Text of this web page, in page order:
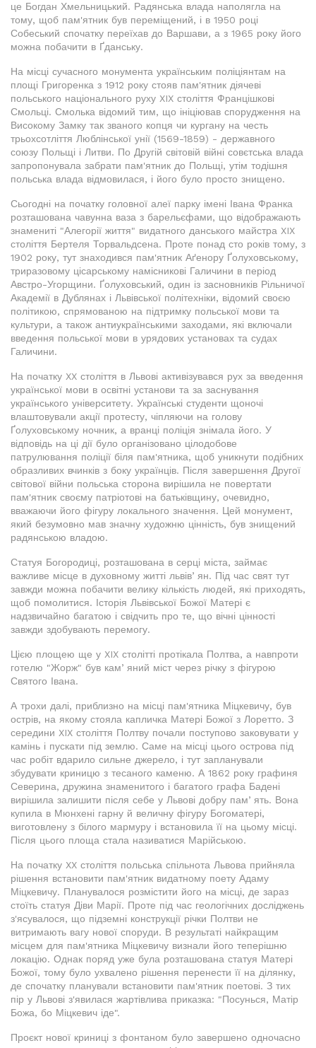
це Богдан Хмельницький. Радянська влада наполягла на
тому, щоб пам'ятник був переміщений, і в 1950 році
Собеський спочатку переїхав до Варшави, а з 1965 року його
можна побачити в Ґданську.
На місці сучасного монумента українським поліціянтам на
площі Григоренка з 1912 року стояв пам'ятник діячеві
польського національного руху XIX століття Францішкові
Смольці. Смолька відомий тим, що ініціював спорудження на
Високому Замку так званого копця чи кургану на честь
трьохсотліття Люблінської унії (1569-1859) - державного
союзу Польщі і Литви. По Другій світовій війні совєтська влада
запропонувала забрати пам'ятник до Польщі, утім тодішня
польська влада відмовилася, і його було просто знищено.
Сьогодні на початку головної алеї парку імені Івана Франка
розташована чавунна ваза з барельєфами, що відображають
знамениті "Алегорії життя" видатного данського майстра XIX
століття Бертеля Торвальдсена. Проте понад сто років тому, з
1902 року, тут знаходився пам'ятник Аґенору Ґолуховському,
триразовому цісарському намісникові Галичини в період
Австро-Угорщини. Ґолуховський, один із засновників Рільничої
Академії в Дублянах і Львівської політехніки, відомий своєю
політикою, спрямованою на підтримку польської мови та
культури, а також антиукраїнськими заходами, які включали
введення польської мови в урядових установах та судах
Галичини.
На початку XX століття в Львові активізувався рух за введення
української мови в освітні установи та за заснування
українського університету. Українські студенти щоночі
влаштовували акції протесту, чіпляючи на голову
Ґолуховському ночник, а вранці поліція знімала його. У
відповідь на ці дії було організовано цілодобове
патрулювання поліції біля пам'ятника, щоб уникнути подібних
образливих вчинків з боку українців. Після завершення Другої
світової війни польська сторона вирішила не повертати
пам'ятник своєму патріотові на батьківщину, очевидно,
вважаючи його фігуру локального значення. Цей монумент,
який безумовно мав значну художню цінність, був знищений
радянською владою.
Статуя Богородиці, розташована в серці міста, займає
важливе місце в духовному житті львівʼян. Під час свят тут
завжди можна побачити велику кількість людей, які приходять,
щоб помолитися. Історія Львівської Божої Матері є
надзвичайно багатою і свідчить про те, що вічні цінності
завжди здобувають перемогу.
Цією площею ще у XIX столітті протікала Полтва, а навпроти
готелю "Жорж" був камʼяний міст через річку з фігурою
Святого Івана.
А трохи далі, приблизно на місці пам'ятника Міцкевичу, був
острів, на якому стояла капличка Матері Божої з Лоретто. З
середини XIX століття Полтву почали поступово заковувати у
камінь і пускати під землю. Саме на місці цього острова під
час робіт вдарило сильне джерело, і тут запланували
збудувати криницю з тесаного каменю. А 1862 року графиня
Северина, дружина знаменитого і багатого графа Бадені
вирішила залишити після себе у Львові добру памʼять. Вона
купила в Мюнхені гарну й величну фігуру Богоматері,
виготовлену з білого мармуру і встановила її на цьому місці.
Після цього площа стала називатися Марійською.
На початку XX століття польська спільнота Львова прийняла
рішення встановити пам'ятник видатному поету Адаму
Міцкевичу. Планувалося розмістити його на місці, де зараз
стоїть статуя Діви Марії. Проте під час геологічних досліджень
з'ясувалося, що підземні конструкції річки Полтви не
витримають вагу нової споруди. В результаті найкращим
місцем для пам'ятника Міцкевичу визнали його теперішню
локацію. Однак поряд уже була розташована статуя Матері
Божої, тому було ухвалено рішення перенести її на ділянку,
де спочатку планували встановити пам'ятник поетові. З тих
пір у Львові з'явилася жартівлива приказка: "Посунься, Матір
Божа, бо Міцкевич іде".
Проєкт нової криниці з фонтаном було завершено одночасно